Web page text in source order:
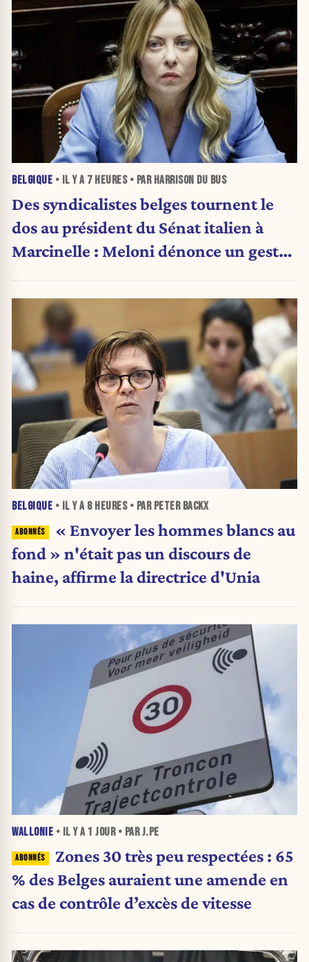
BELGIQUE • IL Y A 7 HEURES• PAR HARRISON DU BUS
Des syndicalistes belges tournent le
dos au président du Sénat italien à
Marcinelle : Meloni dénonce un geste
BELGIQUE • IL Y A 8 HEURES• PAR PETER BACKX
« Envoyer les hommes blancs au
fond » n'était pas un discours de
haine, affirme la directrice d'Unia
WALLONIE • IL Y A 1 JOUR• PAR J.PE
Zones 30 très peu respectées : 65
% des Belges auraient une amende en
cas de contrôle d’excès de vitesse